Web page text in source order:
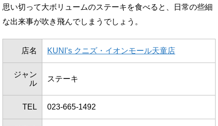
思い切って大ボリュームのステーキを食べると、日常の些細
な出来事が吹き飛んでしまうでしょう。
店名 KUNI’s クニズ・イオンモール天童店
ジャン
ル
ステーキ
TEL 023-665-1492